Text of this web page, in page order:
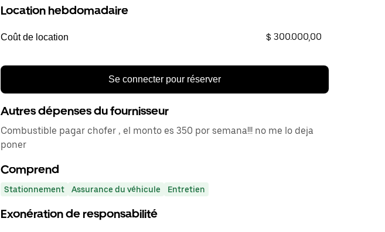
Location hebdomadaire
Coût de location $ 300.000,00
Se connecter pour réserver
Autres dépenses du fournisseur
Combustible pagar chofer , el monto es 350 por semana!!! no me lo deja
poner
Comprend
Stationnement Assurance du véhicule Entretien
Exonération de responsabilité